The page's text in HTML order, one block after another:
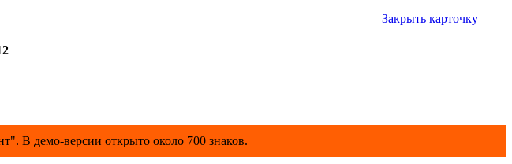
Закрыть карточку
В демо-версии открыто около 700 знаков.